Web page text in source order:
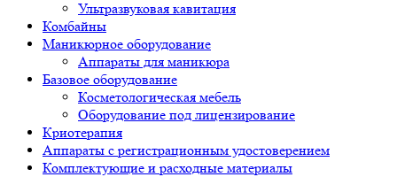
Ультразвуковая кавитация
Комбайны
Маникюрное оборудование
Аппараты для маникюра
Базовое оборудование
Косметологическая мебель
Оборудование под лицензирование
Криотерапия
Аппараты c регистрационным удостоверением
Комплектующие и расходные материалы